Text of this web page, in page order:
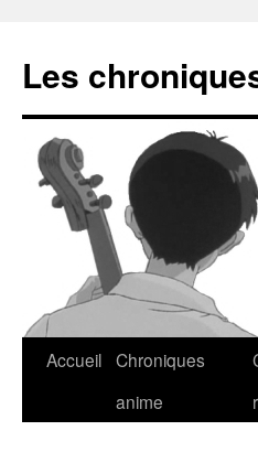
Les
Accueil Chroniques
anime